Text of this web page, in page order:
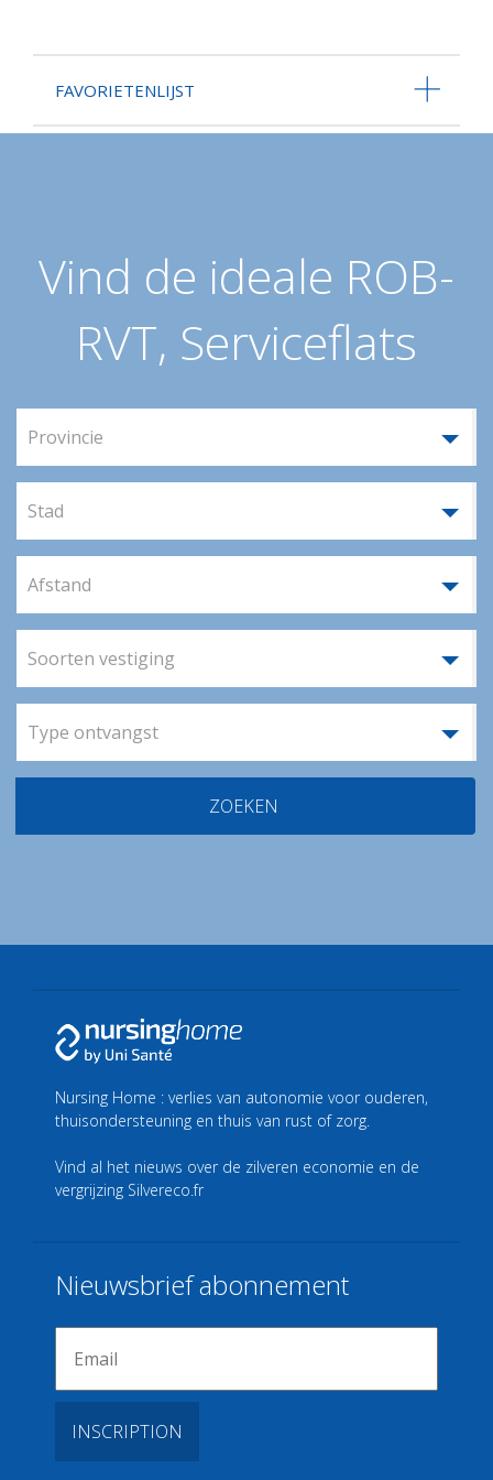
FAVORIETENLIJST
Vind de ideale ROB-
RVT, Serviceflats
Provincie
Stad
Afstand
Soorten vestiging
Type ontvangst
ZOEKEN
Nursing Home : verlies van autonomie voor ouderen,
thuisondersteuning en thuis van rust of zorg.
Vind al het nieuws over de zilveren economie en de
vergrijzing Silvereco.fr
Nieuwsbrief abonnement